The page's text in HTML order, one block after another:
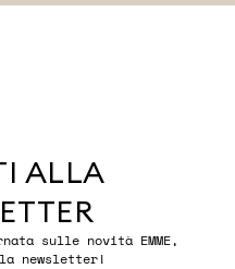
ALLA
sulle novità EMME,
newsletter!